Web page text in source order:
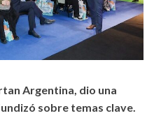
Argentina, dio una
sobre temas clave.